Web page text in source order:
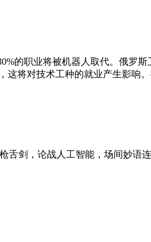
的职业将被机器人取代。俄罗
将对技术工种的就业产生影响
剑，论战人工智能，场间妙语